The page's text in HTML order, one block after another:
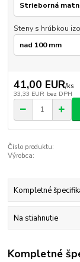
Steny s hrúbkou
41,00 EUR/ks
33,33 EUR bez DPH
Číslo produktu:
Výrobca:
Kompletné
Na stiahnutie
Kompletné